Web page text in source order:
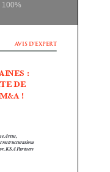
100%